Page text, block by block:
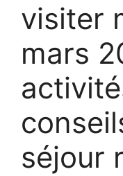
visiter
mars
séjour